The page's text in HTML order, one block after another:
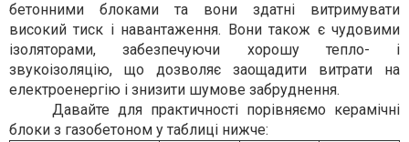
бетонними блоками та вони здатні витримувати
високий тиск і навантаження. Вони також є чудовими
ізоляторами, забезпечуючи хорошу тепло- і
звукоізоляцію, що дозволяє заощадити витрати на
електроенергію і знизити шумове забруднення.
Давайте для практичності порівняємо керамічні
блоки з газобетоном у таблиці нижче: